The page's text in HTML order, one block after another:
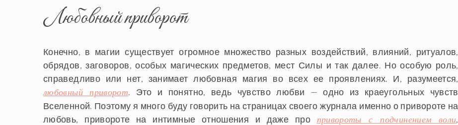
Любовный приворот
Конечно, в магии существует огромное множество разных воздействий, влияний, ритуалов,
обрядов, заговоров, особых магических предметов, мест Силы и так далее. Но особую роль,
справедливо или нет, занимает любовная магия во всех ее проявлениях. И, разумеется,
любовный приворот. Это и понятно, ведь чувство любви — одно из краеугольных чувств
Вселенной. Поэтому я много буду говорить на страницах своего журнала именно о привороте на
любовь, привороте на интимные отношения и даже про привороты с подчинением воли,